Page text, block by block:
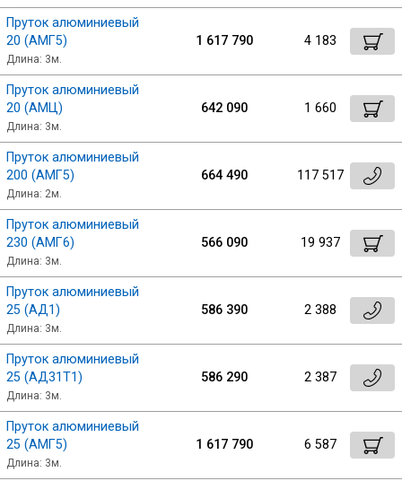
Пруток алюминиевый
20 (АМГ5)
Длина: 3м.
1 617 790 4 183
Пруток алюминиевый
20 (АМЦ)
Длина: 3м.
642 090 1 660
Пруток алюминиевый
200 (АМГ5)
Длина: 2м.
664 490 117 517
Пруток алюминиевый
230 (АМГ6)
Длина: 3м.
566 090 19 937
Пруток алюминиевый
25 (АД1)
Длина: 3м.
586 390 2 388
Пруток алюминиевый
25 (АД31Т1)
Длина: 3м.
586 290 2 387
Пруток алюминиевый
25 (АМГ5)
Длина: 3м.
1 617 790 6 587